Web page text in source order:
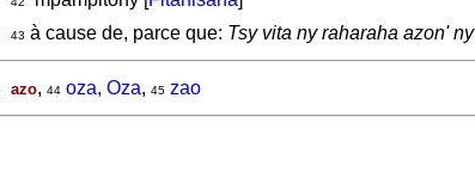
43 à cause de, parce que: Tsy vita ny raharaha azon'
azo, 44 oza, Oza, 45 zao